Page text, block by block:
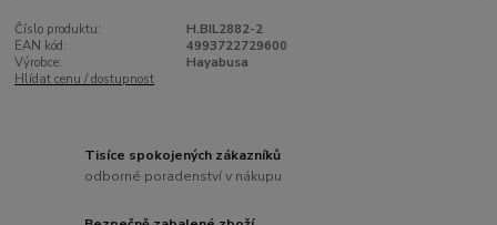
Číslo produktu:
H.BIL2882-2
EAN kód:
4993722729600
Výrobce:
Hayabusa
Hlídat cenu / dostupnost
Tisíce spokojených zákazníků
odborné poradenství v nákupu